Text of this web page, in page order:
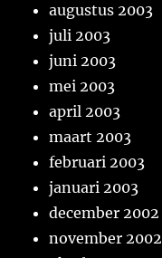
augustus 2003
juli 2003
juni 2003
mei 2003
april 2003
maart 2003
februari 2003
januari 2003
december 2002
november 2002